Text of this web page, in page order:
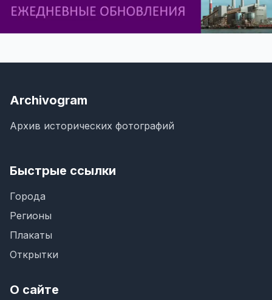
Archivogram
Архив исторических фотографий
Быстрые ссылки
Города
Регионы
Плакаты
Открытки
О сайте